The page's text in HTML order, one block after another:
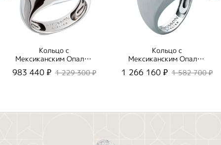
Кольцо с
Мексиканским Опалом
и Бриллиантами,
R0029-9/1
983 440 ₽ 1 229 300 ₽
Кольцо с
Мексиканским Опалом
и Бриллиантами,
R0029-5/1
1 266 160 ₽ 1 582 700 ₽